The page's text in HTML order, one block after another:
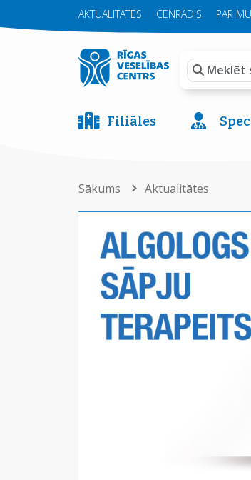
AKTUALITĀTES CENRĀDIS PAR
Filiāles
Sākums Aktualitātes